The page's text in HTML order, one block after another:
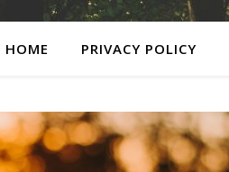
HOME PRIVACY POLICY